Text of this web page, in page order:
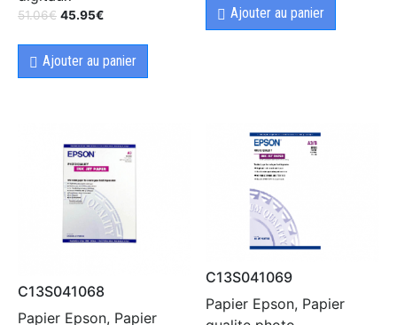
51.06€ 45.95€
Ajouter au panier
Ajouter au panier
C13S041068
Papier Epson, Papier
C13S041069
Papier Epson, Papier